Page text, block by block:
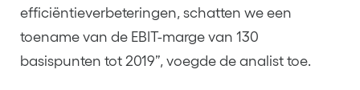
efficiëntieverbeteringen, schatten we een
toename van de EBIT-marge van 130
basispunten tot 2019”, voegde de analist toe.